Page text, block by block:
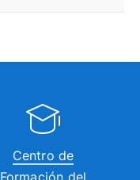
Centro de
Formación del